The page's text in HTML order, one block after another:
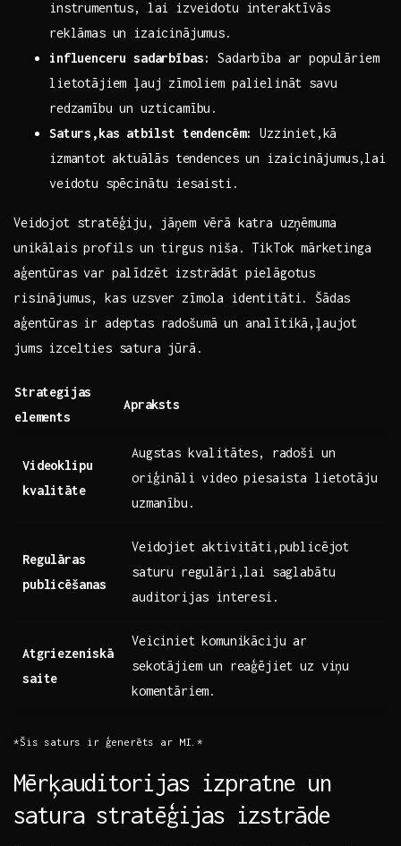
instrumentus,​ lai ‍izveidotu interaktīvās
reklāmas un izaicinājumus.
influenceru sadarbības:
Sadarbība ar populāriem
lietotājiem ļauj zīmoliem palielināt savu
redzamību un ‍uzticamību.
Saturs,kas ⁢atbilst tendencēm:
Uzziniet,kā
izmantot ⁢aktuālās⁣ tendences un izaicinājumus,lai
veidotu spēcinātu iesaisti.
Veidojot stratēģiju,⁣ jāņem vērā katra uzņēmuma
unikālais⁤ profils un tirgus niša. TikTok⁢ mārketinga
aģentūras var palīdzēt izstrādāt pielāgotus
risinājumus, kas uzsver‍ zīmola identitāti. Šādas
aģentūras ir adeptas radošumā un analītikā,ļaujot⁣
jums izcelties satura jūrā.
Strategijas
elements
Apraksts
Videoklipu
kvalitāte
Augstas kvalitātes, ​radoši un
oriģināli video piesaista lietotāju
uzmanību.
Regulāras ​
publicēšanas
Veidojiet‍ aktivitāti,publicējot
saturu regulāri,lai saglabātu
auditorijas interesi.
Atgriezeniskā
saite
Veiciniet‍ komunikāciju ar
sekotājiem un reaģējiet uz viņu
komentāriem.
*Šis saturs ​ir ģenerēts ar MI.*
Mērķauditorijas izpratne un
satura stratēģijas ⁢izstrāde